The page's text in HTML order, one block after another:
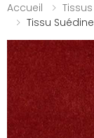
Accueil
Tissus
Tissu